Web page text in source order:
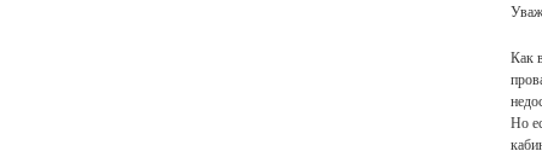
Как
Но